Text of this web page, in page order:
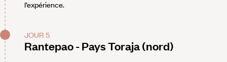
l’expérience.
JOUR 5
Rantepao - Pays Toraja (nord)